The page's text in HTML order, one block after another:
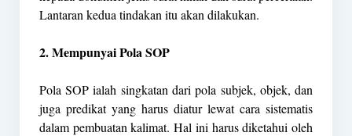
Lantaran kedua tindakan itu akan dilakukan.
2. Mempunyai Pola SOP
Pola SOP ialah singkatan dari pola subjek, objek, dan
juga predikat yang harus diatur lewat cara sistematis
dalam pembuatan kalimat. Hal ini harus diketahui oleh